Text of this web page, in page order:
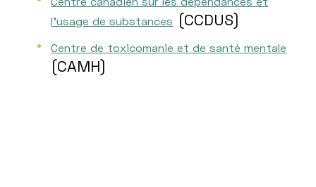
l’usage de substances (CCDUS)
Centre de toxicomanie et de santé mentale
(CAMH)